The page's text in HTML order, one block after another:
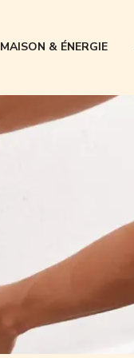
MAISON & ÉNERGIE